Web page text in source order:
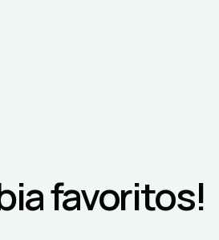
favoritos!